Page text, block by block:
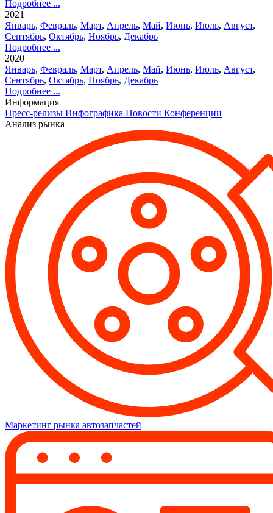
Подробнее ...
2021
Январь, Февраль, Март, Апрель, Май, Июнь, Июль, Август,
Сентябрь, Октябрь, Ноябрь, Декабрь
Подробнее ...
2020
Январь, Февраль, Март, Апрель, Май, Июнь, Июль, Август,
Сентябрь, Октябрь, Ноябрь, Декабрь
Подробнее ...
Информация
Пресс-релизы Инфографика Новости Конференции
Анализ рынка
Маркетинг рынка автозапчастей